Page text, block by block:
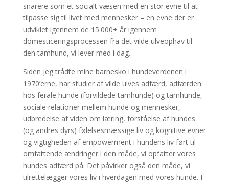
snarere som et socialt væsen med en stor evne til at
tilpasse sig til livet med mennesker – en evne der er
udviklet igennem de 15.000+ år igennem
domesticeringsprocessen fra det vilde ulveophav til
den tamhund, vi lever med i dag.
Siden jeg trådte mine barnesko i hundeverdenen i
1970’erne, har studier af vilde ulves adfærd, adfærden
hos ferale hunde (forvildede tamhunde) og tamhunde,
sociale relationer mellem hunde og mennesker,
udbredelse af viden om læring, forståelse af hundes
(og andres dyrs) følelsesmæssige liv og kognitive evner
og vigtigheden af empowerment i hundens liv ført til
omfattende ændringer i den måde, vi opfatter vores
hundes adfærd på. Det påvirker også den måde, vi
tilrettelægger vores liv i hverdagen med vores hunde. I